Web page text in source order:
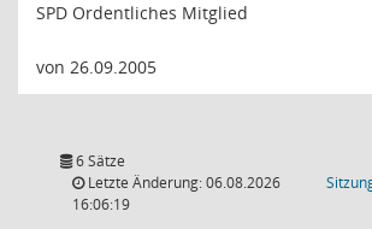
SPD Ordentliches Mitglied
von 26.09.2005
6 Sätze
Letzte Änderung: 06.08.2026
16:06:19